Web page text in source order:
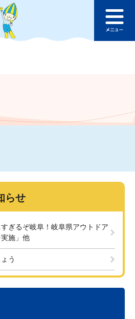
ページの本文へ
ュ
らせ
ぎるぞ岐阜！岐阜県アウトドア
施」他
う